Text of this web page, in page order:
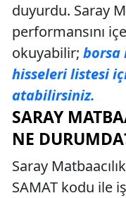
duyurdu. Saray
performansını
okuyabilir; borsa
hisseleri listesi
atabilirsiniz.
SARAY
NE
Saray
SAMAT kodu ile